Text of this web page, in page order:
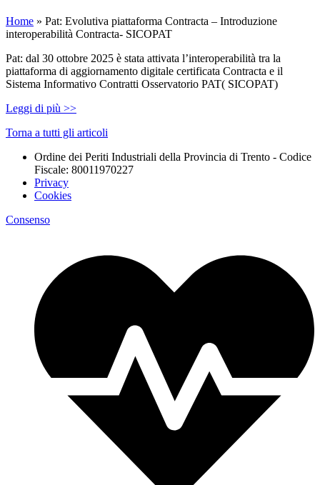
Home » Pat: Evolutiva piattaforma Contracta – Introduzione
interoperabilità Contracta- SICOPAT
Pat: dal 30 ottobre 2025 è stata attivata l’interoperabilità tra la
piattaforma di aggiornamento digitale certificata Contracta e il
Sistema Informativo Contratti Osservatorio PAT( SICOPAT)
Leggi di più >>
Torna a tutti gli articoli
Ordine dei Periti Industriali della Provincia di Trento - Codice
Fiscale: 80011970227
Privacy
Cookies
Consenso